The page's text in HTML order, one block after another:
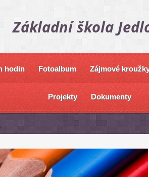
Základní škola
hodin Fotoalbum Zájmové
Projekty Dokumenty